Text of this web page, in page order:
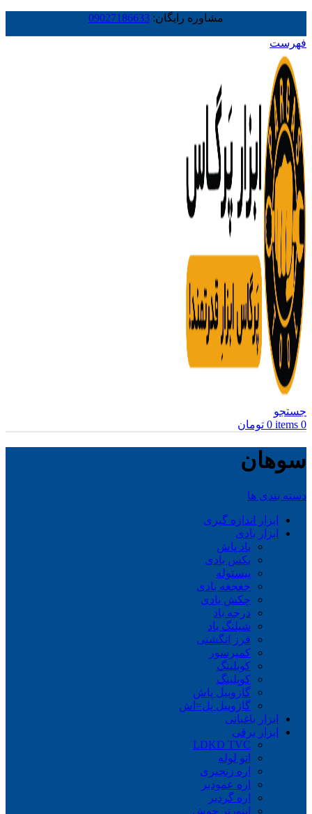
مشاوره رایگان: 09027186633
فهرست
جستجو
0
items
0 تومان
سوهان
دسته بندی ها
ابزار اندازه گیری
ابزار بادی
باد پاش
بکس بادی
پیستوله
جغجغه بادی
چکش بادی
درجه باد
شیلنگ باد
فرز انگشتی
کمپرسور
کوبلینگ
کوپلینگ
گازوییل پاش
گازوییل پل=اش
ابزار باغبانی
ابزار برقی
LDKD TVC
اتو لوله
اره زنجیری
اره عمودبر
اره گردبر
اینورتر جوش